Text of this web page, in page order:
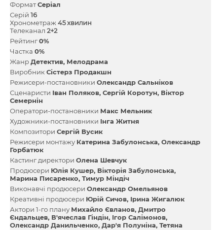
ФорматСеріал
Серій 16
Хронометраж 45 хвилин
Телеканал 2+2
Рейтинг0%
Частка 0%
ЖанрДетектив Мелодрама
Виробник Сістерз Продакшн
Режисери-постановники Олександр Сальніков
Сценаристи Іван Поляков Сергій Коротун Віктор
Семернін
Оператори-постановники Макс Мельник
Художники-постановники Інга Житня
Композитори Сергій Вусик
Режисери монтажу Катерина Забулонська Олександр
Горбатюк
Кастинг директори Олена Шевчук
Продюсери Юлія Кушер Вікторія Забулонська
Марина Писаренко Тимур Міндіч
Виконавчі продюсери Олександр Омельянов
Креативні продюсери Юрій Сичов Ірина Жигалюк
Актори 1-го плану Михайло Євланов Дмитро
Єндальцев В'ячеслав Гіндін Ігор Салімонов
Олександр Данильченко Дар'я Полуніна Тетяна